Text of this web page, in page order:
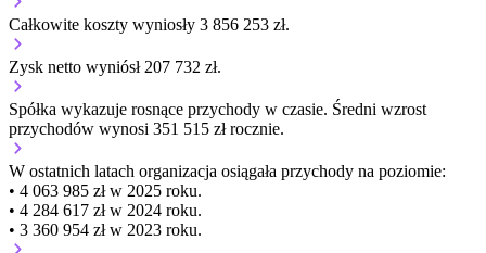
Całkowite koszty wyniosły 3 856 253 zł.
Zysk netto wyniósł 207 732 zł.
Spółka wykazuje rosnące przychody w czasie. Średni wzrost
przychodów wynosi 351 515 zł rocznie.
W ostatnich latach organizacja osiągała przychody na poziomie:
• 4 063 985 zł w 2025 roku.
• 4 284 617 zł w 2024 roku.
• 3 360 954 zł w 2023 roku.